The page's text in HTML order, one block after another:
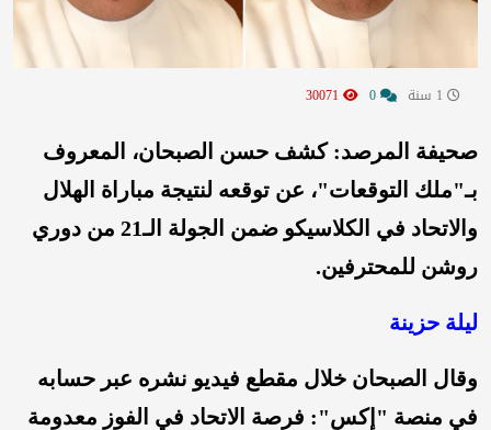
صحيفة المرصد: كشف حسن الصبحان، المعروف
بـ"ملك التوقعات"، عن توقعه لنتيجة مباراة الهلال
والاتحاد في الكلاسيكو ضمن الجولة الـ21 من دوري
روشن للمحترفين.
ليلة حزينة
وقال الصبحان خلال مقطع فيديو نشره عبر حسابه
في منصة "إكس": فرصة الاتحاد في الفوز معدومة